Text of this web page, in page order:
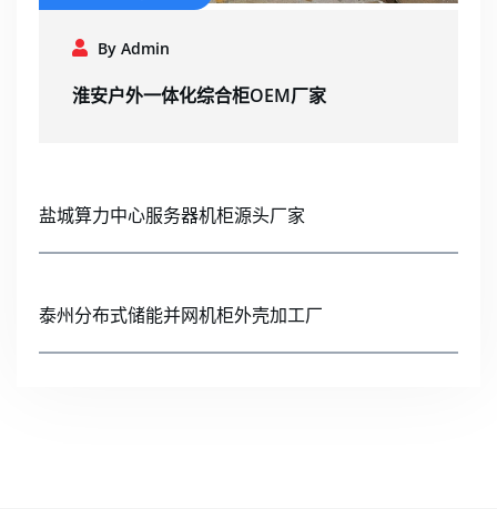
By Admin
淮安户外一体化综合柜OEM厂家
盐城算力中心服务器机柜源头厂家
泰州分布式储能并网机柜外壳加工厂